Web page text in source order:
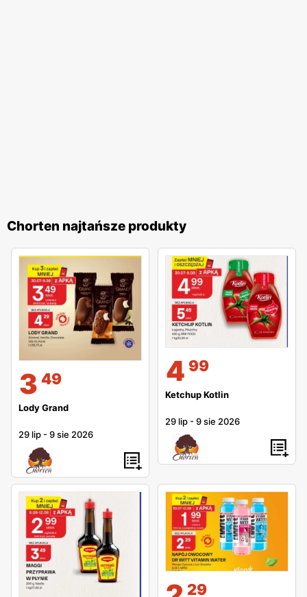
zakupy jeszcze bardziej opłacalnymi. Dzięki szerokiemu
asortymentowi oraz licznym udogodnieniom,Chortenjest
miejscem, które warto odwiedzać regularnie, ciesząc się
wygodą i korzyściami płynącymi z zakupów.
Chorten najtańsze produkty
3 49
Lody Grand
29 lip -9 sie 2026
4 99
Ketchup Kotlin
29 lip -9 sie 2026
29